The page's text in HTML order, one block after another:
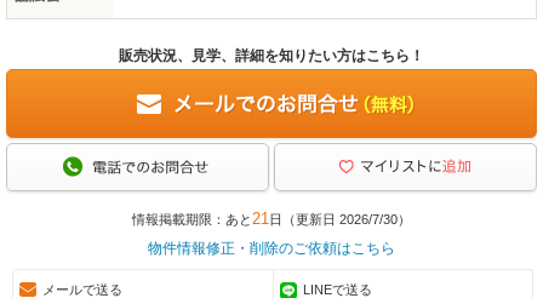
販売状況、見学、詳細を知りたい方はこちら！
情報掲載期限：あと21日（更新日 2026/7/30）
物件情報修正・削除のご依頼はこちら
メールで送る LINEで送る